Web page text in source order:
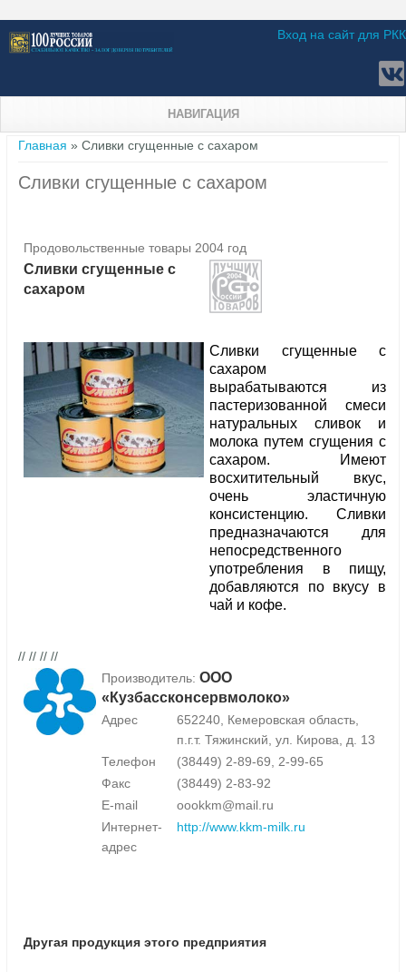
Вход на сайт для РКК
НАВИГАЦИЯ
Вы здесь
Главная » Сливки сгущенные с сахаром
Сливки сгущенные с сахаром
Продовольственные товары 2004 год
Сливки сгущенные с
сахаром
Сливки сгущенные с
сахаром
вырабатываются из
пастеризованной смеси
натуральных сливок и
молока путем сгущения с
сахаром. Имеют
восхитительный вкус,
очень эластичную
консистенцию. Сливки
предназначаются для
непосредственного
употребления в пищу,
добавляются по вкусу в
чай и кофе.
// // // //
Производитель: ООО
«Кузбассконсервмолоко»
Адрес
652240, Кемеровская область,
п.г.т. Тяжинский, ул. Кирова, д. 13
Телефон
(38449) 2-89-69, 2-99-65
Факс
(38449) 2-83-92
E-mail
oookkm@mail.ru
Интернет-
адрес
http://www.kkm-milk.ru
Другая продукция этого предприятия